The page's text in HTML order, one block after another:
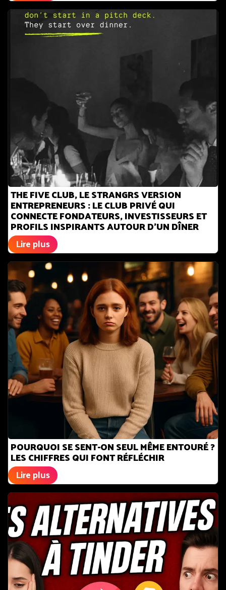
THE FIVE CLUB, LE STRANGRS VERSION
ENTREPRENEURS : LE CLUB PRIVÉ QUI
CONNECTE FONDATEURS, INVESTISSEURS ET
PROFILS INSPIRANTS AUTOUR D’UN DÎNER
Lire plus
POURQUOI SE SENT-ON SEUL MÊME ENTOURÉ ?
LES CHIFFRES QUI FONT RÉFLÉCHIR
Lire plus